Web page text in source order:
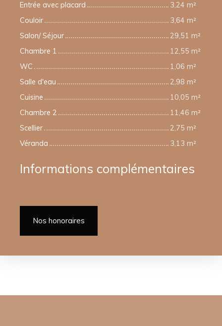
Entrée avec placard
3,24 m²
Couloir
3,64 m²
Salon/ Séjour
29,51 m²
Chambre 1
12,55 m²
WC
1,06 m²
Salle d'eau
2,98 m²
Cuisine
10,05 m²
Chambre 2
11,46 m²
Scellier
2,75 m²
Véranda
3,13 m²
Informations complémentaires
Nos honoraires